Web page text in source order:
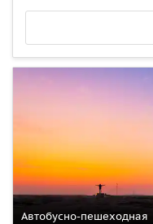
Автобусно-пешеходная